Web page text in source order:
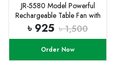
JR-5580 Model Powerful
Rechargeable Table Fan with
21 Smd LED Lights
৳ 925 ৳ 1,500
Order Now